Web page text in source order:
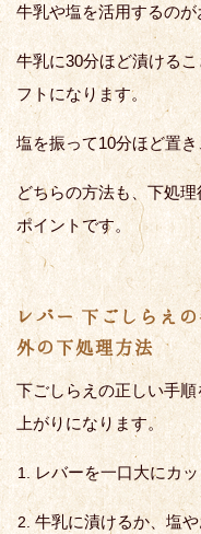
牛乳や塩を活用するの
牛乳に30分ほど漬ける
フトになります。
塩を振って10分ほど置
どちらの方法も、下処
ポイントです。
レバー 下ごしらえ
外の下処理方法
下ごしらえの正しい手
上がりになります。
レバーを一口大にカ
牛乳に漬けるか、塩や